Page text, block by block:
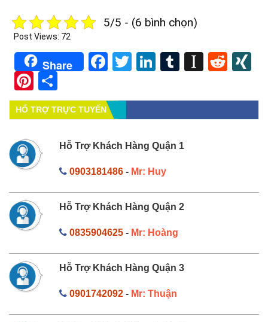
5/5 - (6 bình chọn)
Post Views: 72
Share Facebook
TwitterLinkedIn
Tumblr
Pinterest
HỔ TRỢ TRỰC TUYẾN
Hỗ Trợ Khách Hàng Quận 1
0903181486- Mr: Huy
Hỗ Trợ Khách Hàng Quận 2
0835904625- Mr: Hoàng
Hỗ Trợ Khách Hàng Quận 3
0901742092- Mr: Thuận